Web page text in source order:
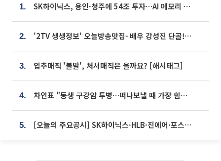
1. SK하이닉스, 용인·청주에 54조 투자…AI 메모리 생산기지 키운다
2. '2TV 생생정보' 오늘방송맛집- 배우 강성진 단골! 쌀국수ㆍ푸팟퐁 커리 맛집 '블○○○'
3. 입추매직 '불발', 처서매직은 올까요? [해시태그]
4. 차인표 "동생 구강암 투병…떠나보낼 때 가장 힘들었다”
5. [오늘의 주요공시] SK하이닉스·HLB·진에어·포스코홀딩스·네이버·대우건설 등